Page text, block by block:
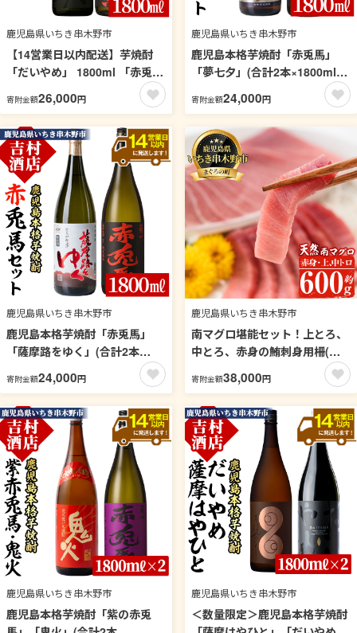
鹿児島県いちき串木野市
【14営業日以内配送】芋焼酎
「だいやめ」 1800ml 「赤兎
馬」 1800ml 各1本 一升瓶 2本
セット 鹿児島 本格芋焼酎 だい
やめハイボール 焼酎ハイボー
ル フルーティー ライチ ダイヤ
メ DAIYAME 水割り ロック 薩
州 赤兎馬 濵田酒造 【吉村酒
店】【99-003-22】
寄附金額26,000円
鹿児島県いちき串木野市
鹿児島本格芋焼酎「赤兎馬」
「夢七夕」(合計2本×1800ml)
飲み比べセット！国産 九州産
鹿児島 酒 焼酎 芋焼酎 人気 飲
み比べ セット 1.8L 一升瓶【吉
村酒店】【99-003-21】
寄附金額24,000円
鹿児島県いちき串木野市
鹿児島本格芋焼酎「赤兎馬」
「薩摩路をゆく」(合計2本
×1800ml)飲み比べセット！国
産 九州産 鹿児島 酒 焼酎 芋焼
酎 人気 飲み比べ セット 1.8L
一升瓶【吉村酒店】【99-003-
20】
寄附金額24,000円
鹿児島県いちき串木野市
南マグロ堪能セット！上とろ、
中とろ、赤身の鮪刺身用柵(計
約600g) まぐろ 鮪 南まぐろ 南
マグロ 上とろ 中とろ 魚介 刺し
身 刺身 刺身用 さしみ サク 海
鮮丼 小分け 便利 冷凍 希少 新
鮮 食べ比べ【新洋水産】【00-
019-02】
寄附金額38,000円
鹿児島県いちき串木野市
鹿児島本格芋焼酎「紫の赤兎
鹿児島県いちき串木野市
＜数量限定＞鹿児島本格芋焼酎